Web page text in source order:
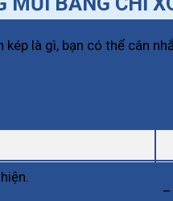
kép là gì, bạn có thể cân